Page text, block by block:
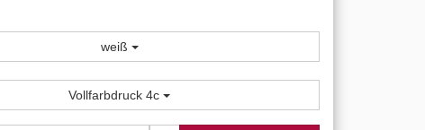
weiß
Vollfarbdruck 4c